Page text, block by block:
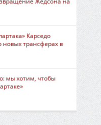
Карседо
новых трансферах в
мы хотим, чтобы